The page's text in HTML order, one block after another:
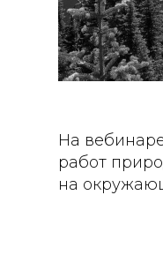
На
работ
на